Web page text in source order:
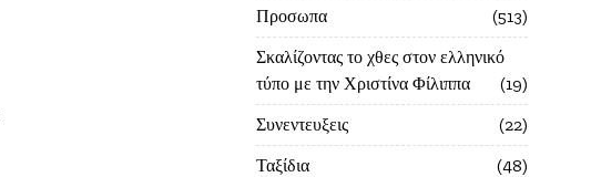
Προσωπα
513
Σκαλίζοντας το χθες στον ελληνικό
τύπο με την Χριστίνα Φίλιππα
19
Συνεντευξεις
22
Ταξίδια
48